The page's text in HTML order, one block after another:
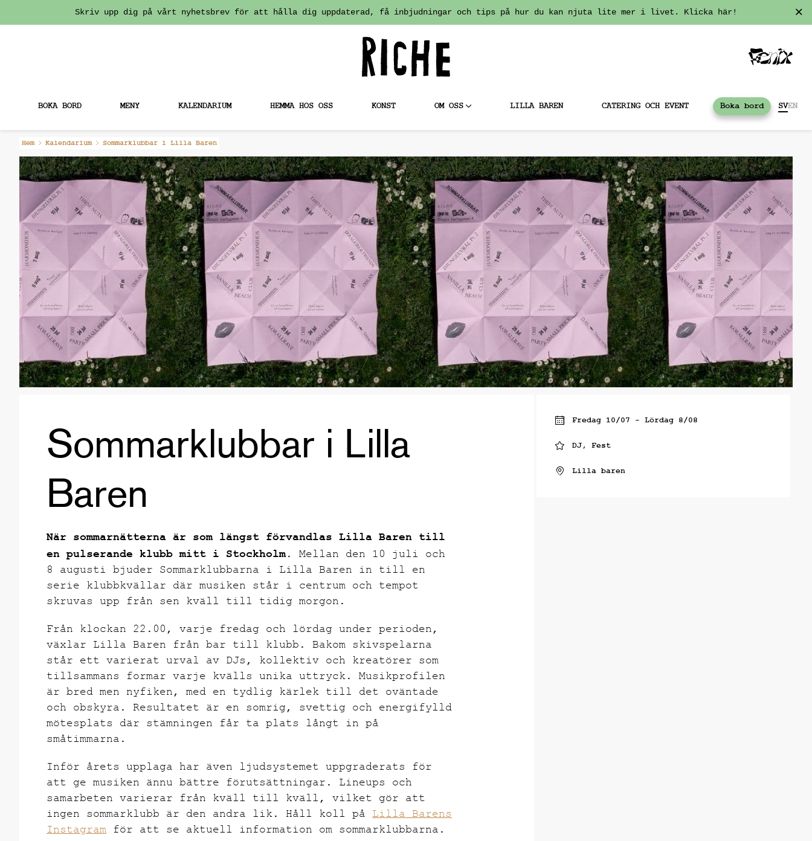
Fortsätt
till
innehållet
Skriv upp dig på vårt nyhetsbrev för att hålla dig uppdaterad, få inbjudningar och tips på hur du kan njuta lite mer i livet. Klicka här!
BOKA BORD MENY KALENDARIUM HEMMA HOS OSS KONST OM OSS LILLA BAREN CATERING OCH EVENT Boka bord SVEN
Hem Kalendarium Sommarklubbar i Lilla Baren
Sommarklubbar i Lilla
Baren
När sommarnätterna är som längst förvandlas Lilla Baren till
en pulserande klubb mitt i Stockholm. Mellan den 10 juli och
8 augusti bjuder Sommarklubbarna i Lilla Baren in till en
serie klubbkvällar där musiken står i centrum och tempot
skruvas upp från sen kväll till tidig morgon.
Från klockan 22.00, varje fredag och lördag under perioden,
växlar Lilla Baren från bar till klubb. Bakom skivspelarna
står ett varierat urval av DJs, kollektiv och kreatörer som
tillsammans formar varje kvälls unika uttryck. Musikprofilen
är bred men nyfiken, med en tydlig kärlek till det oväntade
och obskyra. Resultatet är en somrig, svettig och energifylld
mötesplats där stämningen får ta plats långt in på
småtimmarna.
Inför årets upplaga har även ljudsystemet uppgraderats för
att ge musiken ännu bättre förutsättningar. Lineups och
samarbeten varierar från kväll till kväll, vilket gör att
ingen sommarklubb är den andra lik. Håll koll på Lilla Barens
Instagram för att se aktuell information om sommarklubbarna.
Fredag 10/07 - Lördag 8/08
DJ, Fest
Lilla baren